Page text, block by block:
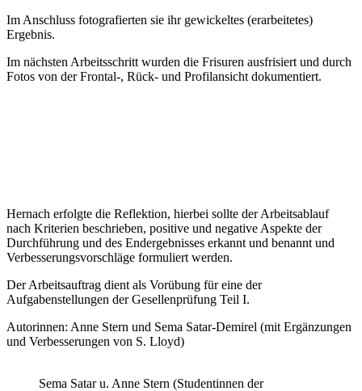
Im Anschluss fotografierten sie ihr gewickeltes (erarbeitetes)
Ergebnis.
Im nächsten Arbeitsschritt wurden die Frisuren ausfrisiert und durch
Fotos von der Frontal-, Rück- und Profilansicht dokumentiert.
Hernach erfolgte die Reflektion, hierbei sollte der Arbeitsablauf
nach Kriterien beschrieben, positive und negative Aspekte der
Durchführung und des Endergebnisses erkannt und benannt und
Verbesserungsvorschläge formuliert werden.
Der Arbeitsauftrag dient als Vorübung für eine der
Aufgabenstellungen der Gesellenprüfung Teil I.
Autorinnen: Anne Stern und Sema Satar-Demirel (mit Ergänzungen
und Verbesserungen von S. Lloyd)
Sema Satar u. Anne Stern (Studentinnen der